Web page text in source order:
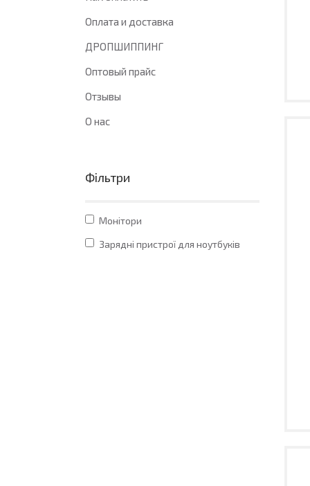
Оплата и доставка
ДРОПШИППИНГ
Оптовый прайс
Отзывы
О нас
Фільтри
Монітори
Зарядні пристрої для ноутбуків